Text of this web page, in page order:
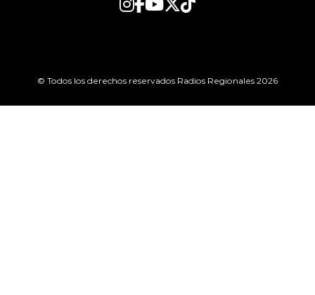
© Todos los derechos reservados Radios Regionales 2026